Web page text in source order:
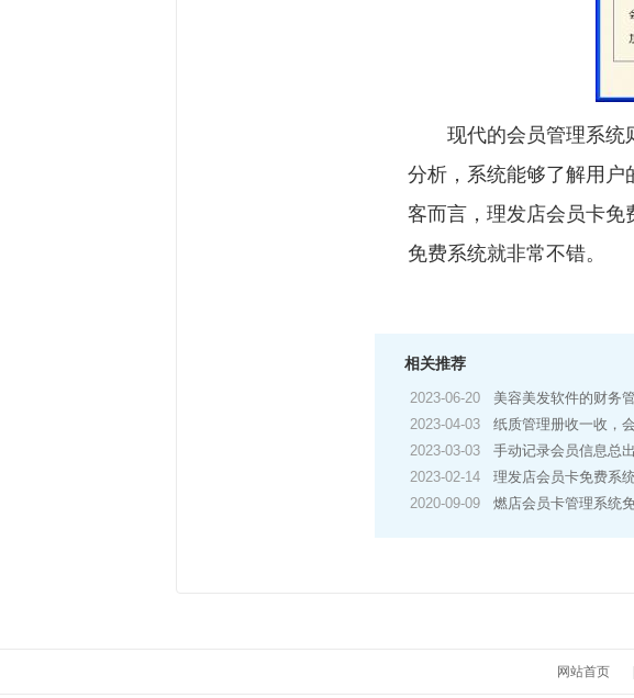
现代的会员管理系统则
分析，系统能够了解用户
客而言，理发店会员卡免
免费系统就非常不错。
相关推荐
2023-06-20 美容美发软件的财务
2023-04-03
纸质管理册收一收，会
2023-03-03
手动记录会员信息总出错
2023-02-14
理发店会员卡免费系
2020-09-09
燃店会员卡管理系统
网站首页